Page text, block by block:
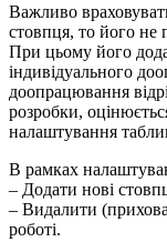
Важливо
стовпця, то його не
При цьому його
індивідуального
доопрацювання
розробки,
налаштування
В рамках
– Додати нові
– Видалити
роботі.